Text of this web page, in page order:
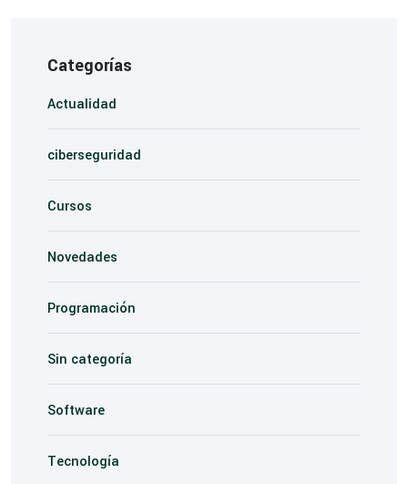
Categorías
Actualidad
ciberseguridad
Cursos
Novedades
Programación
Sin categoría
Software
Tecnología